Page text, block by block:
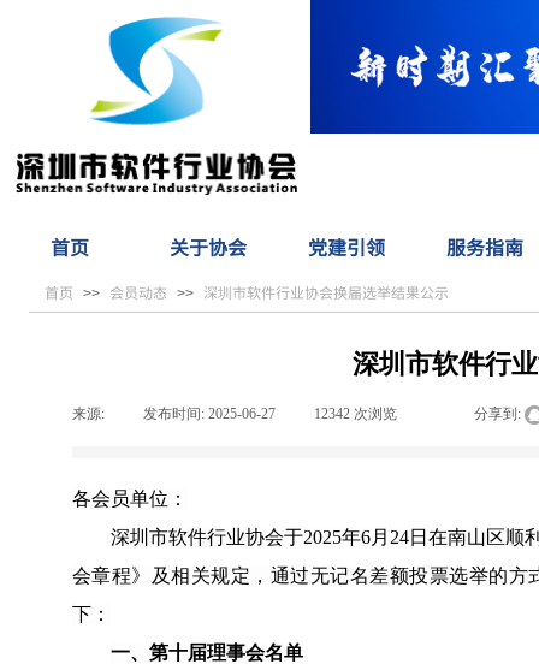
首页 关于协会 党建引领 服务指南
首页 >> 会员动态 >> 深圳市软件行业协会换届选举结果公示
深圳市软件行
来源: 发布时间: 2025-06-27 12342 次浏览 分享到:
各会员单位：
深圳市软件行业协会于2025年6月24日在南山区
会章程》及相关规定，通过无记名差额投票选举的
下：
一、第十届理事会名单